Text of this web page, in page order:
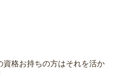
格お持ちの方はそれを活か